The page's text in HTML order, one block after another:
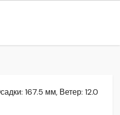
167.5 мм, Ветер: 12.0